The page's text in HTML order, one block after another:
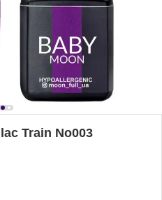
Train No003